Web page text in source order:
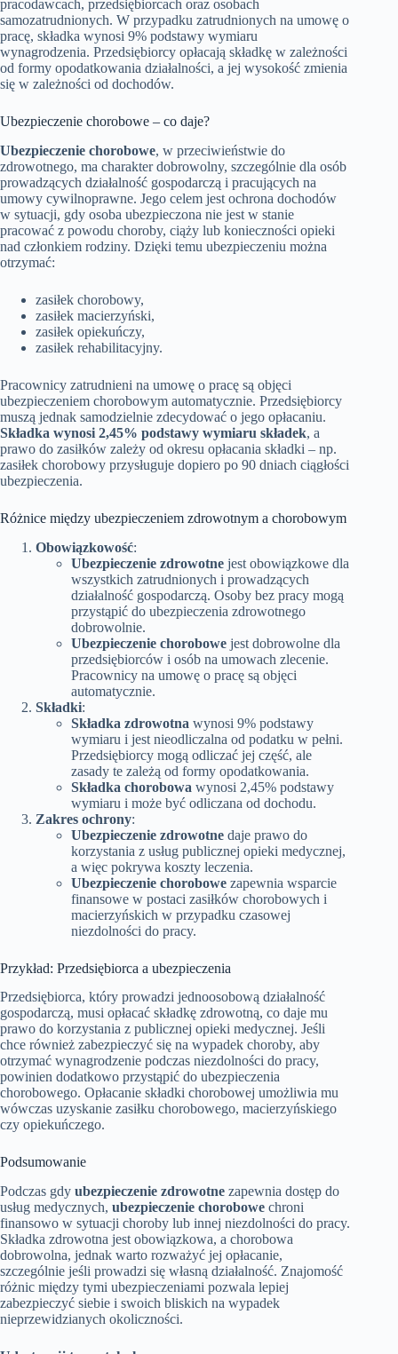
pracodawcach, przedsiębiorcach oraz osobach
samozatrudnionych. W przypadku zatrudnionych na umowę o
pracę, składka wynosi 9% podstawy wymiaru
wynagrodzenia. Przedsiębiorcy opłacają składkę w zależności
od formy opodatkowania działalności, a jej wysokość zmienia
się w zależności od dochodów​.
Ubezpieczenie chorobowe – co daje?
Ubezpieczenie chorobowe, w przeciwieństwie do
zdrowotnego, ma charakter dobrowolny, szczególnie dla osób
prowadzących działalność gospodarczą i pracujących na
umowy cywilnoprawne. Jego celem jest ochrona dochodów
w sytuacji, gdy osoba ubezpieczona nie jest w stanie
pracować z powodu choroby, ciąży lub konieczności opieki
nad członkiem rodziny. Dzięki temu ubezpieczeniu można
otrzymać:
zasiłek chorobowy,
zasiłek macierzyński,
zasiłek opiekuńczy,
zasiłek rehabilitacyjny​.
Pracownicy zatrudnieni na umowę o pracę są objęci
ubezpieczeniem chorobowym automatycznie. Przedsiębiorcy
muszą jednak samodzielnie zdecydować o jego opłacaniu.
Składka wynosi 2,45% podstawy wymiaru składek, a
prawo do zasiłków zależy od okresu opłacania składki – np.
zasiłek chorobowy przysługuje dopiero po 90 dniach ciągłości
ubezpieczenia​.
Różnice między ubezpieczeniem zdrowotnym a chorobowym
Obowiązkowość:
Ubezpieczenie zdrowotne jest obowiązkowe dla
wszystkich zatrudnionych i prowadzących
działalność gospodarczą. Osoby bez pracy mogą
przystąpić do ubezpieczenia zdrowotnego
dobrowolnie.
Ubezpieczenie chorobowe jest dobrowolne dla
przedsiębiorców i osób na umowach zlecenie.
Pracownicy na umowę o pracę są objęci
automatycznie​.
Składki:
Składka zdrowotna wynosi 9% podstawy
wymiaru i jest nieodliczalna od podatku w pełni.
Przedsiębiorcy mogą odliczać jej część, ale
zasady te zależą od formy opodatkowania​.
Składka chorobowa wynosi 2,45% podstawy
wymiaru i może być odliczana od dochodu.
Zakres ochrony:
Ubezpieczenie zdrowotne daje prawo do
korzystania z usług publicznej opieki medycznej,
a więc pokrywa koszty leczenia​.
Ubezpieczenie chorobowe zapewnia wsparcie
finansowe w postaci zasiłków chorobowych i
macierzyńskich w przypadku czasowej
niezdolności do pracy​.
Przykład: Przedsiębiorca a ubezpieczenia
Przedsiębiorca, który prowadzi jednoosobową działalność
gospodarczą, musi opłacać składkę zdrowotną, co daje mu
prawo do korzystania z publicznej opieki medycznej. Jeśli
chce również zabezpieczyć się na wypadek choroby, aby
otrzymać wynagrodzenie podczas niezdolności do pracy,
powinien dodatkowo przystąpić do ubezpieczenia
chorobowego. Opłacanie składki chorobowej umożliwia mu
wówczas uzyskanie zasiłku chorobowego, macierzyńskiego
czy opiekuńczego​.
Podsumowanie
Podczas gdy ubezpieczenie zdrowotne zapewnia dostęp do
usług medycznych, ubezpieczenie chorobowe chroni
finansowo w sytuacji choroby lub innej niezdolności do pracy.
Składka zdrowotna jest obowiązkowa, a chorobowa
dobrowolna, jednak warto rozważyć jej opłacanie,
szczególnie jeśli prowadzi się własną działalność. Znajomość
różnic między tymi ubezpieczeniami pozwala lepiej
zabezpieczyć siebie i swoich bliskich na wypadek
nieprzewidzianych okoliczności.